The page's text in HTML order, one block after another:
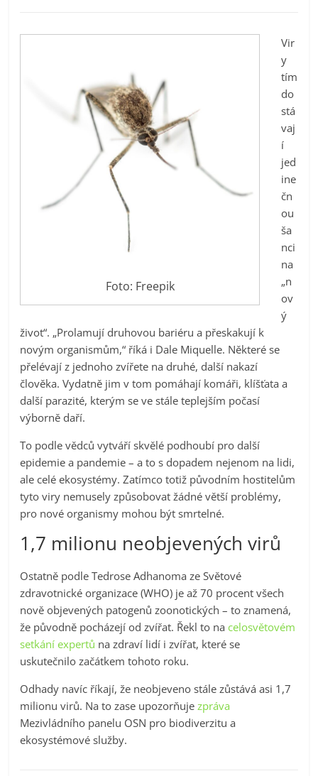
Foto: Freepik
Vir
y
tím
do
stá
vaj
í
jed
ine
čn
ou
ša
nci
na
„n
ov
ý
život“. „Prolamují druhovou bariéru a přeskakují k
novým organismům,“ říká i Dale Miquelle. Některé se
přelévají z jednoho zvířete na druhé, další nakazí
člověka. Vydatně jim v tom pomáhají komáři, klíšťata a
další parazité, kterým se ve stále teplejším počasí
výborně daří.
To podle vědců vytváří skvělé podhoubí pro další
epidemie a pandemie – a to s dopadem nejenom na lidi,
ale celé ekosystémy. Zatímco totiž původním hostitelům
tyto viry nemusely způsobovat žádné větší problémy,
pro nové organismy mohou být smrtelné.
1,7 milionu neobjevených virů
Ostatně podle Tedrose Adhanoma ze Světové
zdravotnické organizace (WHO) je až 70 procent všech
nově objevených patogenů zoonotických – to znamená,
že původně pocházejí od zvířat. Řekl to nacelosvětovém
setkání expertů na zdraví lidí i zvířat, které se
uskutečnilo začátkem tohoto roku.
Odhady navíc říkají, že neobjeveno stále zůstává asi 1,7
milionu virů. Na to zase upozorňujezpráva
Mezivládního panelu OSN pro biodiverzitu a
ekosystémové služby.